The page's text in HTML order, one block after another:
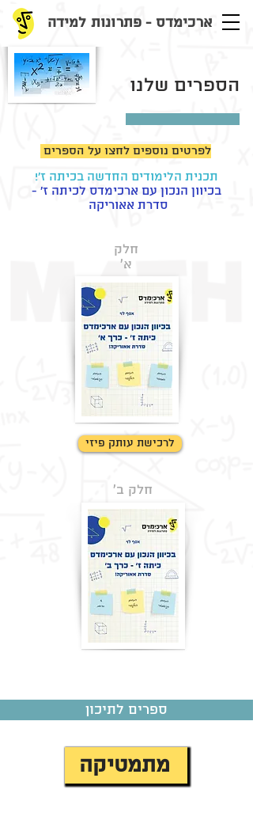
ארכימדס - פתרונות למידה
הספרים שלנו
לפרטים נוספים לחצו על הספרים
תכנית הלימודים החדשה בכיתה ז'!
בכיוון הנכון עם ארכימדס לכיתה ז' -
סדרת אאוריקה
חלק
א'
לחצו כאן למידע
לרכישת עותק פיזי
חלק ב'
לחצו כאן למידע
ספרים לתיכון
מתמטיקה